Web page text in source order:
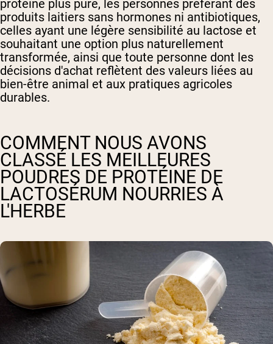
protéine plus pure, les personnes préférant des
produits laitiers sans hormones ni antibiotiques,
celles ayant une légère sensibilité au lactose et
souhaitant une option plus naturellement
transformée, ainsi que toute personne dont les
décisions d'achat reflètent des valeurs liées au
bien-être animal et aux pratiques agricoles
durables.
COMMENT NOUS AVONS
CLASSÉ LES MEILLEURES
POUDRES DE PROTÉINE DE
LACTOSÉRUM NOURRIES À
L'HERBE